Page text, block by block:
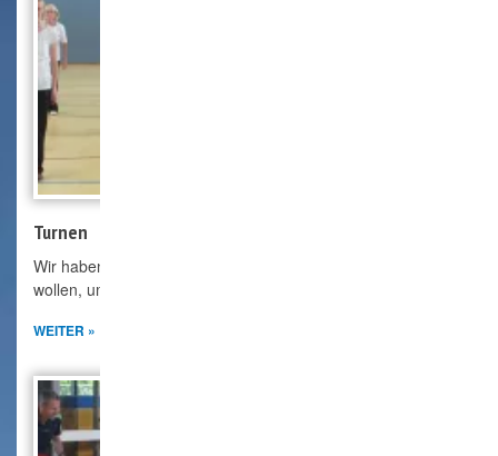
Turnen
Wir haben Gruppen von 1 bis 99 Jahre die sich bewegen
wollen, um Körper und Geist fit zu halten.
WEITER »